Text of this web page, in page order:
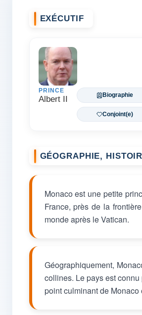
EXÉCUTIF
PRINCE
Albert II Biographie
Conjoint(e)
GÉOGRAPHIE,
Monaco est une petite
France, près de la
monde après le Vatican.
Géographiquement,
collines. Le pays est
point culminant de